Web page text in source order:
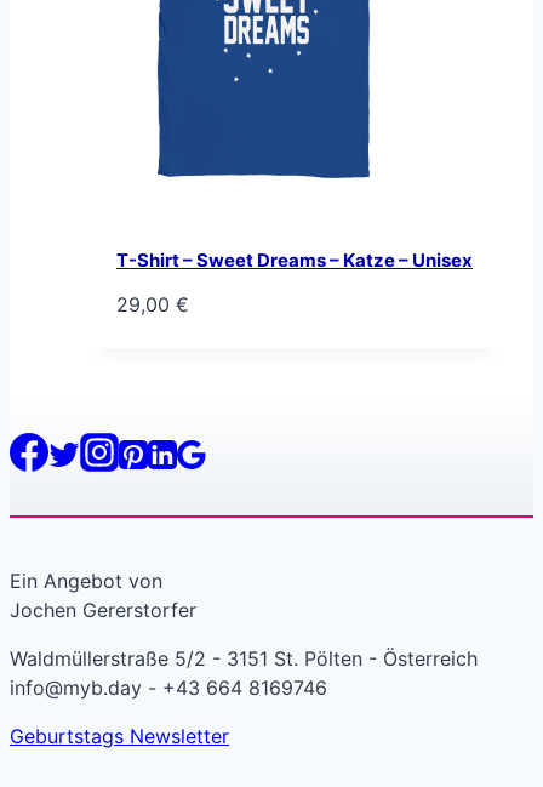
T-Shirt – Sweet Dreams – Katze – Unisex
29,00 €
Ein Angebot von
Jochen Gererstorfer
Waldmüllerstraße 5/2 - 3151 St. Pölten - Österreich
info@myb.day - +43 664 8169746
Geburtstags Newsletter